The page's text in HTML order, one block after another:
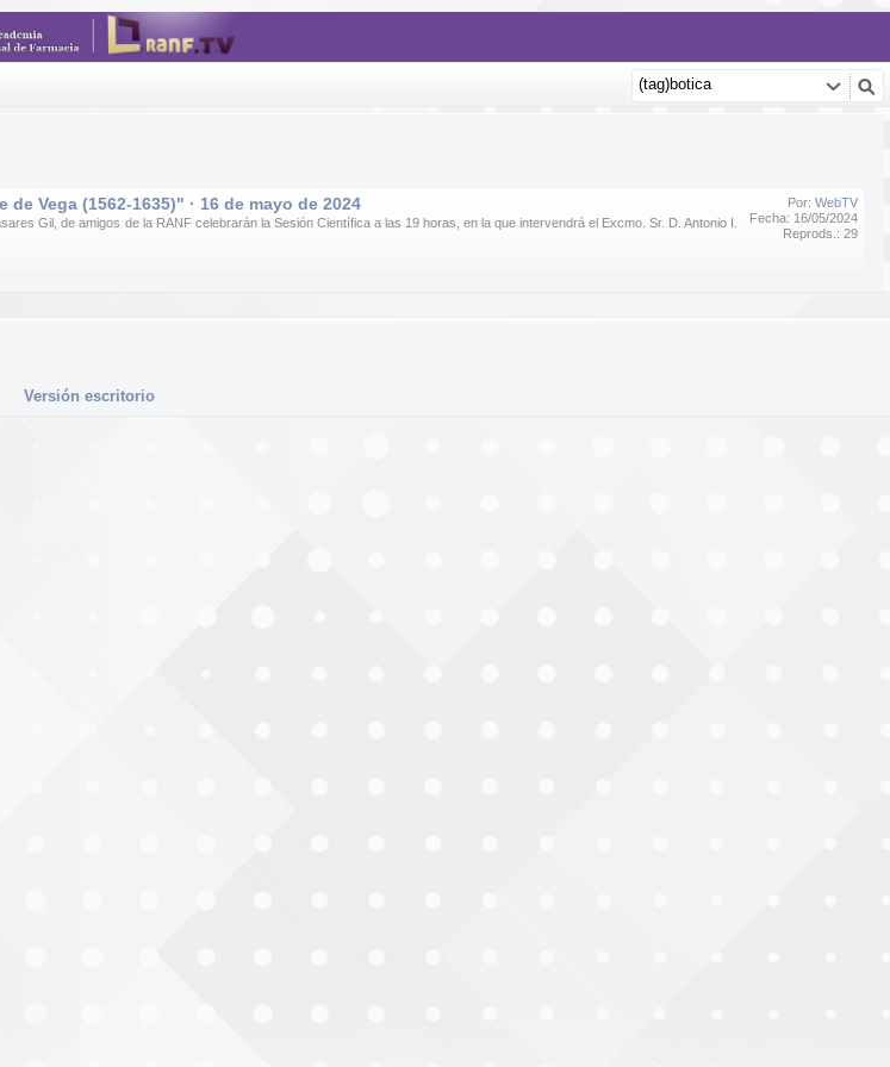
Por: WebTV
Fecha: 16/05/2024
Reprods.: 29
Vega (1562-1635)" · 16 de mayo de 2024
Gil, de amigos de la RANF celebrarán la Sesión Científica a las 19 horas, en la que intervendrá el Excmo. Sr. D. Antonio I.
Versión escritorio